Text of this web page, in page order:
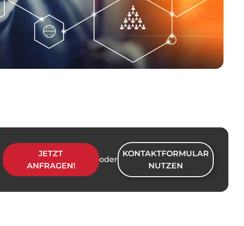
JETZT
ANFRAGEN!
oder
KONTAKTFORMULAR
NUTZEN